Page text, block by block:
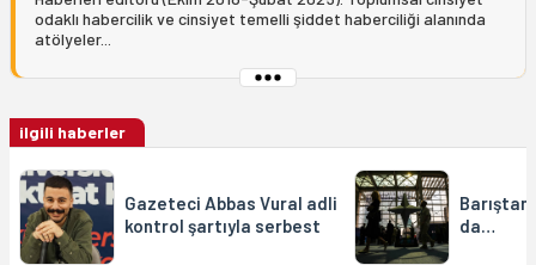
odaklı habercilik ve cinsiyet temelli şiddet haberciliği alanında
atölyeler...
ilgili haberler
Gazeteci Abbas Vural adli
kontrol şartıyla serbest
da…